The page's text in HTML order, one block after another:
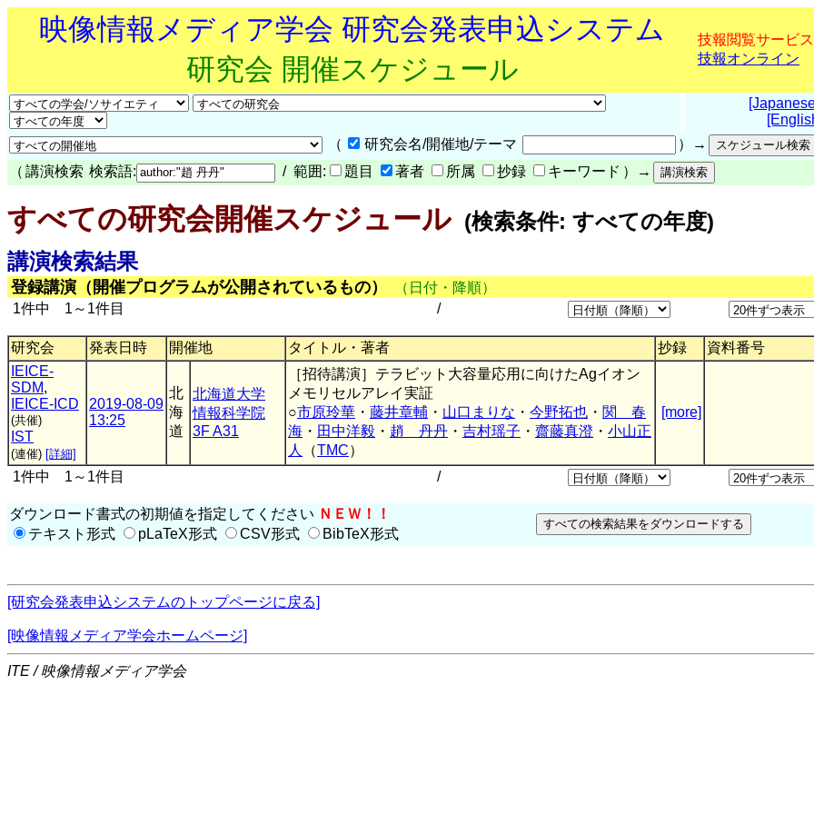
映像情報メディア学会 研究会発表申込システム
研究会 開催スケジュール
技報閲覧サービス
技報オンライン
（
研究会名/開催地/テーマ
）→
（ 講演検索 検索語: / 範囲: 題目 著者 所属 抄録 キーワード ）→
すべての研究会開催スケジュール(検索条件: すべての年度)
講演検索結果
登録講演（開催プログラムが公開されているもの）
（日付・降順）
1件中 1～1件目
/
研究会 発表日時 開催地 タイトル・著者 抄録
資料番号
IEICE-
SDM,
IEICE-ICD
(共催)
IST
(連催) [詳細]
2019-08-09
13:25
北
海
道
北海道大学
情報科学院
3F A31
［招待講演］テラビット大容量応用に向けたAgイオン
メモリセルアレイ実証
○市原玲華 ・ 藤井章輔 ・ 山口まりな ・ 今野拓也 ・ 関 春
海 ・ 田中洋毅 ・ 趙 丹丹 ・ 吉村瑶子 ・ 齋藤真澄 ・ 小山正
人
（TMC）
[more]
1件中 1～1件目 /
ダウンロード書式の初期値を指定してください ＮＥＷ！！
テキスト形式
pLaTeX形式 CSV形式 BibTeX形式
[研究会発表申込システムのトップページに戻る]
[映像情報メディア学会ホームページ]
ITE / 映像情報メディア学会